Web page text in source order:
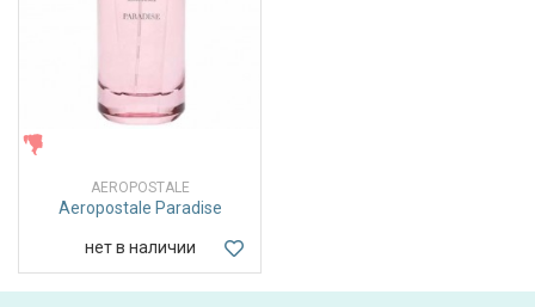
AEROPOSTALE
Aeropostale Paradise
нет в наличии